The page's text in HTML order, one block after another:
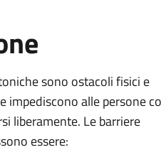
sono ostacoli fisici e
impediscono alle persone
liberamente. Le barriere
essere: